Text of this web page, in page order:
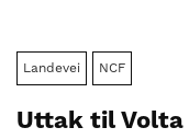
Landevei NCF
Uttak til